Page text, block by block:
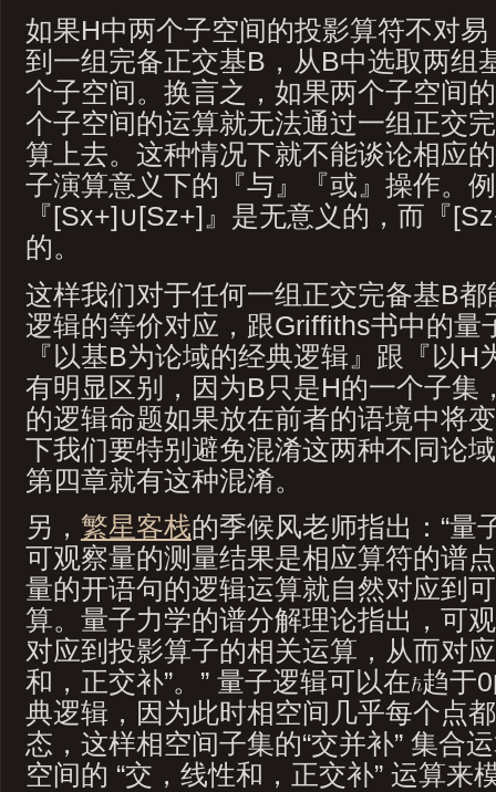
如果H中两个子空间的投影算符不对
到一组完备正交基B，从B中选取两组
个子空间。换言之，如果两个子空间
个子空间的运算就无法通过一组正交
算上去。这种情况下就不能谈论相应
子演算意义下的『与』『或』操作。
『[Sx+]∪[Sz+]』是无意义的，而『
的。
这样我们对于任何一组正交完备基B
逻辑的等价对应，跟Griffiths书中的量
『以基B为论域的经典逻辑』跟『以
有明显区别，因为B只是H的一个子集
的逻辑命题如果放在前者的语境中将
下我们要特别避免混淆这两种不同论
第四章就有这种混淆。
另， 繁星客栈的季候风老师指出：“量
可观察量的测量结果是相应算符的谱
量的开语句的逻辑运算就自然对应到
算。量子力学的谱分解理论指出，可
对应到投影算子的相关运算，从而对
和，正交补”。” 量子逻辑可以在 趋于
典逻辑，因为此时相空间几乎每个点
态，这样相空间子集的“交并补” 集合
空间的 “交，线性和，正交补” 运算来